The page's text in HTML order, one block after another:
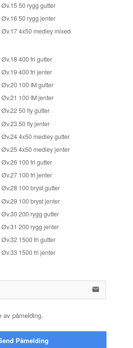
Øv.15 50 rygg gutter
Øv.16 50 rygg jenter
Øv.17 4x50 medley mixed
Øv.18 400 fri gutter
Øv.19 400 fri jenter
Øv.20 100 IM gutter
Øv.21 100 IM jenter
Øv.22 50 fly gutter
Øv.23 50 fly jenter
Øv.24 4x50 medley gutter
Øv.25 4x50 medley jenter
Øv.26 100 fri gutter
Øv.27 100 fri jenter
Øv.28 100 bryst gutter
Øv.29 100 bryst jenter
Øv.30 200 rygg gutter
Øv.31 200 rygg jenter
Øv.32 1500 fri gutter
Øv.33 1500 fri jenter
email
av påmelding.
Påmelding